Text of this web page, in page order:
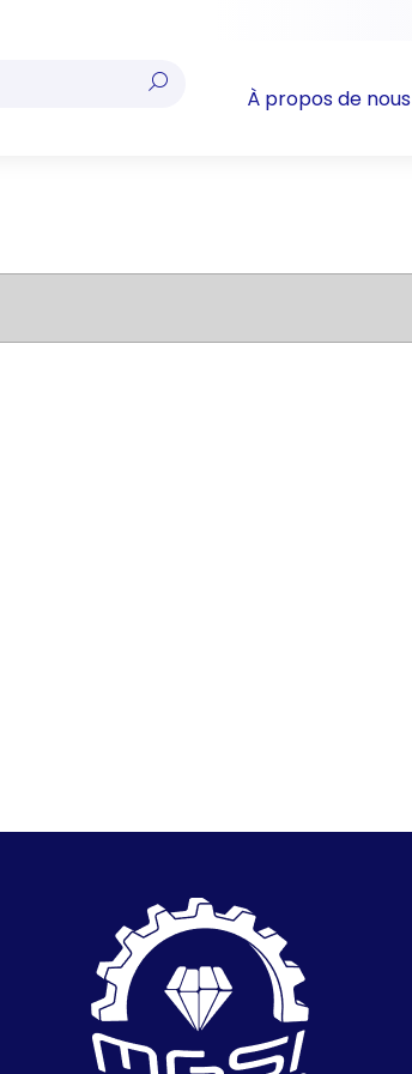
À propos de nous